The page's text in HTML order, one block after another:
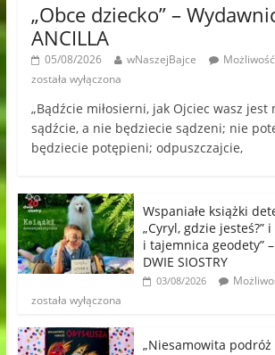
„Obce dziecko” –
ANCILLA
05/08/2026 wNaszejBajce
została wyłączona
„Bądźcie miłosierni, jak Ojciec wasz jest
sądźcie, a nie będziecie sądzeni; nie
będziecie potępieni; odpuszczajcie,
Wspaniałe książki
„Cyryl, gdzie jesteś?” i
i tajemnica geodety”
DWIE SIOSTRY
03/08/2026
została wyłączona
„Niesamowita podróż